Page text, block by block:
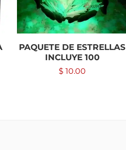
PAQUETE DE ESTRELLAS
INCLUYE 100
$ 10.00